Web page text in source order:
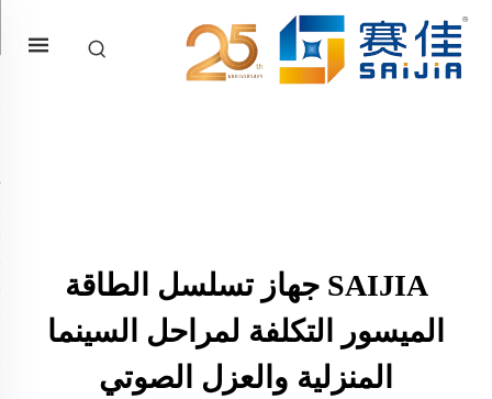
SAIJIA جهاز تسلسل الطاقة
الميسور التكلفة لمراحل السينما
المنزلية والعزل الصوتي